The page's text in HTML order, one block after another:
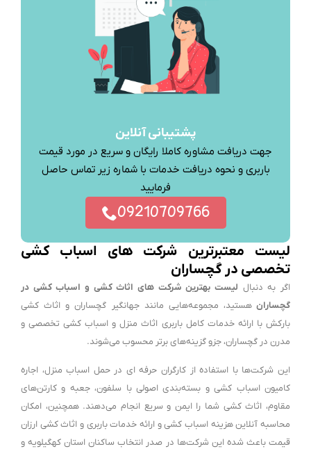
پشتیبانی آنلاین
جهت دریافت مشاوره کاملا رایگان و سریع در مورد قیمت
باربری و نحوه دریافت خدمات با شماره زیر تماس حاصل
فرمایید
09210709766
لیست معتبرترین شرکت های اسباب کشی
تخصصی در گچساران
اگر به دنبال لیست بهترین شرکت های اثاث کشی و اسباب کشی در
گچسارانهستید، مجموعه‌هایی مانند جهانگیر گچساران و اثاث کشی
بارکش با ارائه خدمات کامل باربری اثاث منزل و اسباب کشی تخصصی و
مدرن در گچساران، جزو گزینه‌های برتر محسوب می‌شوند.
این شرکت‌ها با استفاده از کارگران حرفه ای در حمل اسباب منزل، اجاره
کامیون اسباب کشی و بسته‌بندی اصولی با سلفون، جعبه و کارتن‌های
مقاوم، اثاث کشی شما را ایمن و سریع انجام می‌دهند. همچنین، امکان
محاسبه آنلاین هزینه اسباب کشی و ارائه خدمات باربری و اثاث کشی ارزان
قیمت باعث شده این شرکت‌ها در صدر انتخاب ساکنان استان کهگیلویه و